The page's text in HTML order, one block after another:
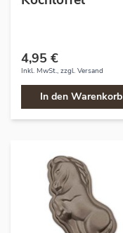
4,95 €
Inkl. MwSt., zzgl. Versand
In den Warenkorb